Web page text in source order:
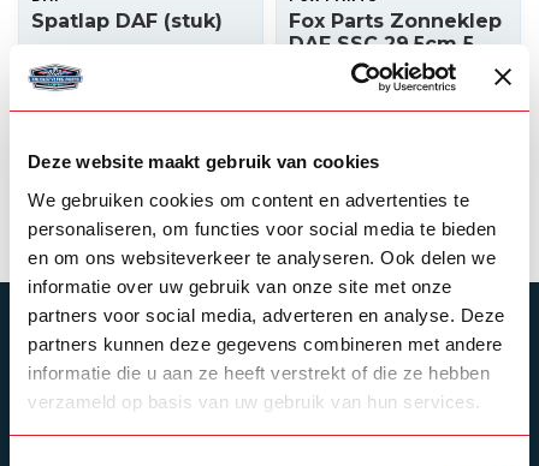
Deze website maakt gebruik van cookies
We gebruiken cookies om content en advertenties te
personaliseren, om functies voor social media te bieden
en om ons websiteverkeer te analyseren. Ook delen we
informatie over uw gebruik van onze site met onze
partners voor social media, adverteren en analyse. Deze
partners kunnen deze gegevens combineren met andere
informatie die u aan ze heeft verstrekt of die ze hebben
verzameld op basis van uw gebruik van hun services.
Spatlap DAF (stuk)
28,00 Op voorraad
Product bekijken
Fox Parts Zonneklep
DAF SSC 29,5cm 5
Toplichtgaten
(nieuw type)
525,00
Product bekijken
ABONNEER JE OP ONZE NIEUWSBRIEF
Blijf op de hoogte over onze laatste acties